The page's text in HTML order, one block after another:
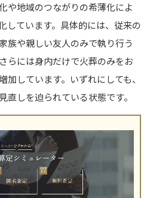
や地域のつながりの希薄化によ
しています。具体的には、従来の
族や親しい友人のみで執り行う
らには身内だけで火葬のみをお
加しています。いずれにしても、
直しを迫られている状態です。